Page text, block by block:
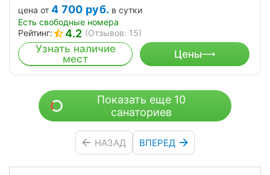
цена от 4 700 руб. в сутки
Есть свободные номера
Рейтинг:
4.2 (Отзывов: 15)
Узнать наличие
мест
Цены
Показать еще 10
санаториев
НАЗАД ВПЕРЕД